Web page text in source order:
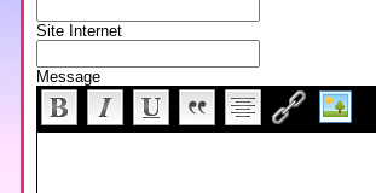
Site Internet
Message